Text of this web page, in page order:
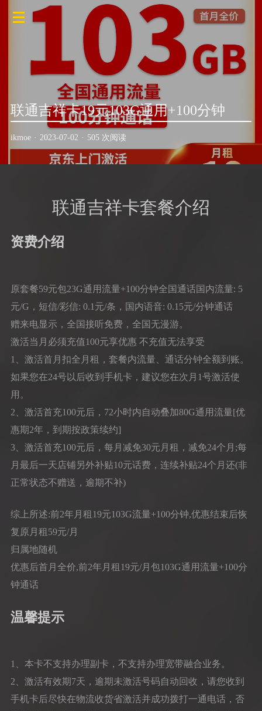
联通吉祥卡19元103G通用+100分钟
ikmoe · 2023-07-02 · 505 次阅读
联通吉祥卡套餐介绍
资费介绍
原套餐59元包23G通用流量+100分钟全国通话国内流量: 5
元/G，短信/彩信: 0.1元/条，国内语音: 0.15元/分钟通话
赠来电显示，全国接听免费，全国无漫游。
激活当月必须充值100元享优惠 不充值无法享受
1、激活首月扣全月租，套餐内流量、通话分钟全额到账。
如果您在24号以后收到手机卡，建议您在次月1号激活使
用。
2、激活首充100元后，72小时内自动叠加80G通用流量[优
惠期2年，到期按政策续约]
3、激活首充100元后，每月减免30元月租，减免24个月;每
月最后一天店铺另外补贴10元话费，连续补贴24个月还(非
正常状态不赠送，逾期不补)
综上所述:前2年月租19元103G流量+100分钟,优惠结束后恢
复原月租59元/月
归属地随机
优惠后首月全价,前2年月租19元/月包103G通用流量+100分
钟通话
温馨提示
1、本卡不支持办理副卡，不支持办理宽带融合业务。
2、激活有效期7天，逾期未激活号码自动回收，请您收到
手机卡后尽快在物流收货省激活并成功拨打一通电话，否